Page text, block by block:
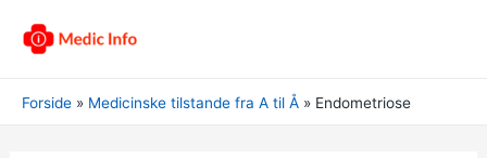
Forside Medicinske tilstande fra A til Å Endometriose